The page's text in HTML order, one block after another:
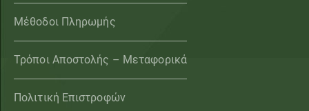
Μέθοδοι Πληρωμής
Τρόποι Αποστολής – Μεταφορικά
Πολιτική Επιστροφών